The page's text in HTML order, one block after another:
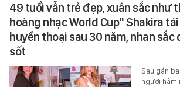
49 tuổi vẫn trẻ đẹp, xuân sắc như
hoàng nhạc World Cup" Shakira
huyền thoại sau 30 năm, nhan sắc
sốt
Sau gần
người hâm